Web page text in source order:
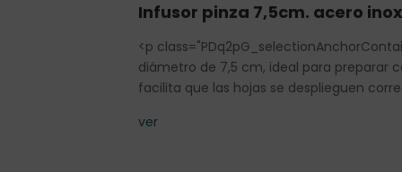
Infusor pinza 7,5cm. acero
<p
diámetro de 7,5 cm, ideal para preparar
facilita que las hojas se desplieguen
ver